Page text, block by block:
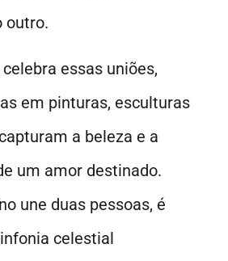
outro.
essas uniões,
em pinturas, esculturas
a beleza e a
um amor destinado.
une duas pessoas, é
celestial